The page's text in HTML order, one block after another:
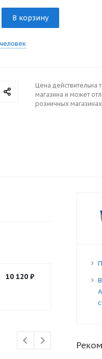
В корзину
Цена действительна
магазина и может
розничных магазинах
10 120₽